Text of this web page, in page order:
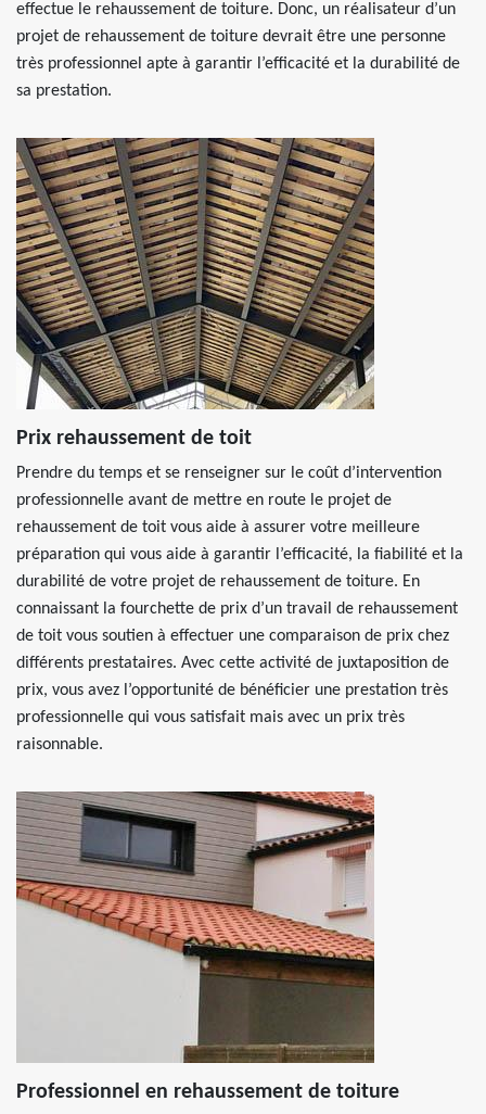
effectue le rehaussement de toiture. Donc, un réalisateur d’un
projet de rehaussement de toiture devrait être une personne
très professionnel apte à garantir l’efficacité et la durabilité de
sa prestation.
Prix rehaussement de toit
Prendre du temps et se renseigner sur le coût d’intervention
professionnelle avant de mettre en route le projet de
rehaussement de toit vous aide à assurer votre meilleure
préparation qui vous aide à garantir l’efficacité, la fiabilité et la
durabilité de votre projet de rehaussement de toiture. En
connaissant la fourchette de prix d’un travail de rehaussement
de toit vous soutien à effectuer une comparaison de prix chez
différents prestataires. Avec cette activité de juxtaposition de
prix, vous avez l’opportunité de bénéficier une prestation très
professionnelle qui vous satisfait mais avec un prix très
raisonnable.
Professionnel en rehaussement de toiture